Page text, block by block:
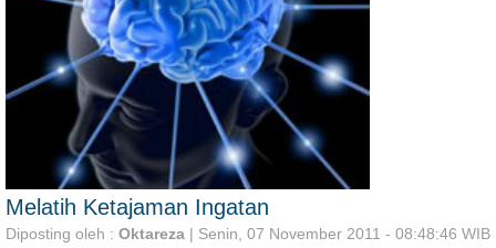
Melatih Ketajaman Ingatan
Diposting oleh : Oktareza | Senin, 07 November 2011 - 08:48:46 WIB